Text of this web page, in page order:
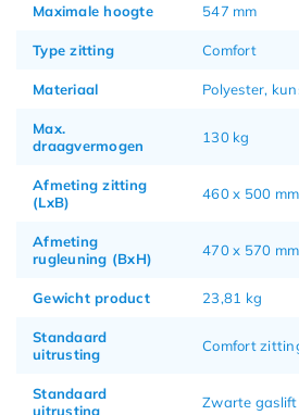
Maximale hoogte 547 mm
Type zitting Comfort
Materiaal Polyester,
Max.
draagvermogen
130 kg
Afmeting zitting
(LxB)
460 x 500 mm
Afmeting
rugleuning (BxH)
470 x 570 mm
Gewicht product 23,81 kg
Standaard
uitrusting
Comfort
Standaard
uitrusting
Zwarte gaslift